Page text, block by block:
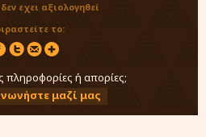
εχει αξιολογηθεί
το:
πληροφορίες ή απορίες;
μαζί μας